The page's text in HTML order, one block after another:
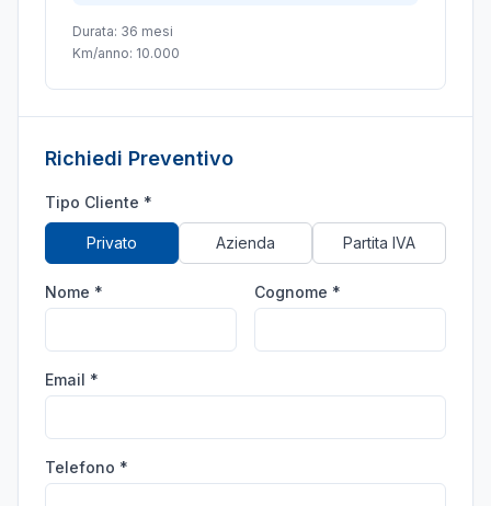
Durata: 36 mesi
Km/anno: 10.000
Richiedi Preventivo
Tipo Cliente *
Privato Azienda Partita IVA
Nome * Cognome *
Email *
Telefono *